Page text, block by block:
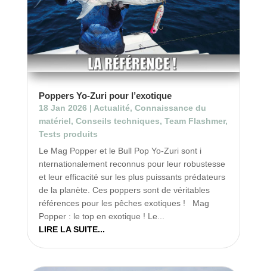
Poppers Yo-Zuri pour l’exotique
18 Jan 2026 | Actualité, Connaissance du
matériel, Conseils techniques, Team Flashmer,
Tests produits
Le Mag Popper et le Bull Pop Yo-Zuri sont i
nternationalement reconnus pour leur robustesse
et leur efficacité sur les plus puissants prédateurs
de la planète. Ces poppers sont de véritables
références pour les pêches exotiques ! Mag
Popper : le top en exotique ! Le...
LIRE LA SUITE...